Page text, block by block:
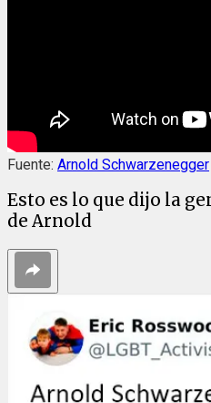
Fuente: Arnold Schwarzenegger
Esto es lo que dijo la
de Arnold